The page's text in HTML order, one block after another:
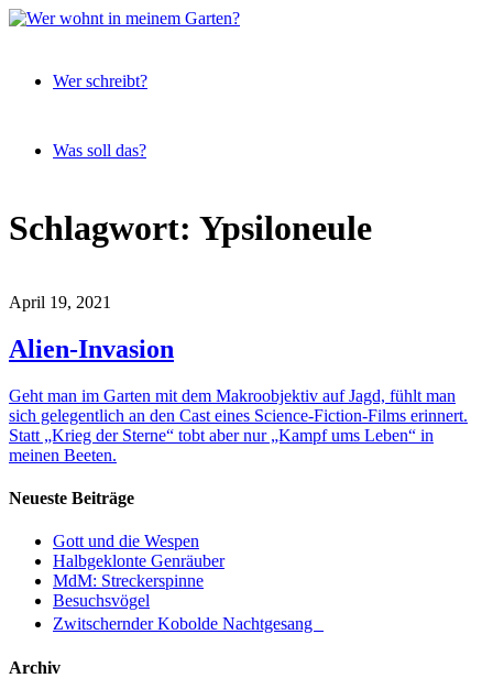
wohnt
meinem
vor der
Terrassentür
Wer schreibt?
Was soll das?
Skip
to
Schlagwort: Ypsiloneule
April 19, 2021
Alien-Invasion
Geht man im Garten mit dem Makroobjektiv auf Jagd, fühlt man
sich gelegentlich an den Cast eines Science-Fiction-Films erinnert.
Statt „Krieg der Sterne“ tobt aber nur „Kampf ums Leben“ in
meinen Beeten.
Neueste Beiträge
Gott und die Wespen
Halbgeklonte Genräuber
MdM: Streckerspinne
Besuchsvögel
Zwitschernder Kobolde Nachtgesang
Archiv